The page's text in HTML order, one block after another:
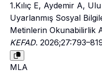
1.Kılıç E, Aydemir A,
Uyarlanmış Sosyal
Metinlerin Okunabilirlik
KEFAD.
MLA